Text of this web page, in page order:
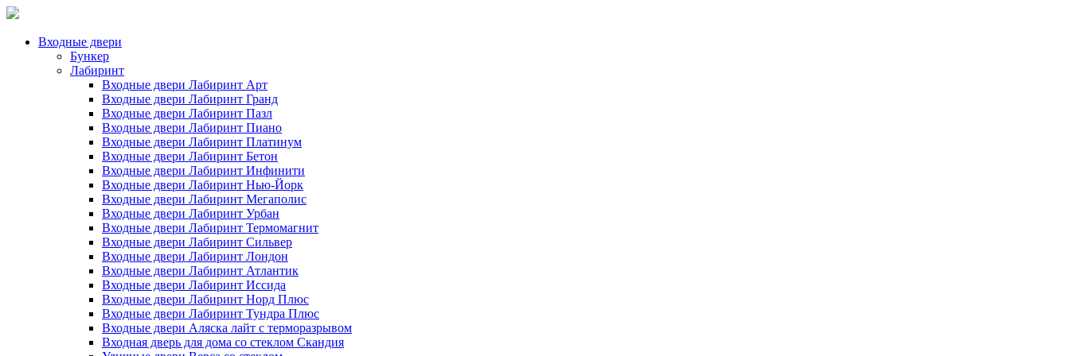
Входные двери
Бункер
Лабиринт
Входные двери Лабиринт Арт
Входные двери Лабиринт Гранд
Входные двери Лабиринт Пазл
Входные двери Лабиринт Пиано
Входные двери Лабиринт Платинум
Входные двери Лабиринт Бетон
Входные двери Лабиринт Инфинити
Входные двери Лабиринт Нью-Йорк
Входные двери Лабиринт Мегаполис
Входные двери Лабиринт Урбан
Входные двери Лабиринт Термомагнит
Входные двери Лабиринт Сильвер
Входные двери Лабиринт Лондон
Входные двери Лабиринт Атлантик
Входные двери Лабиринт Иссида
Входные двери Лабиринт Норд Плюс
Входные двери Лабиринт Тундра Плюс
Входные двери Аляска лайт с терморазрывом
Входная дверь для дома со стеклом Скандия